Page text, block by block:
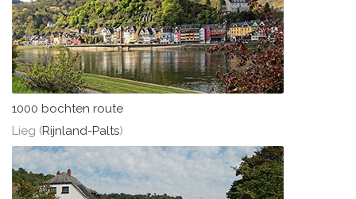
1000 bochten route
Lieg (Rijnland-Palts)